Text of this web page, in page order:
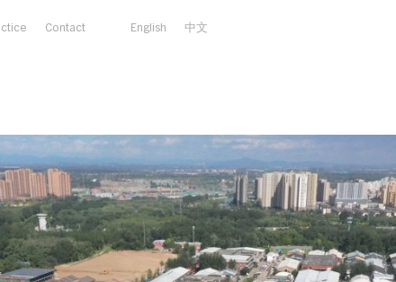
Contact English 中文